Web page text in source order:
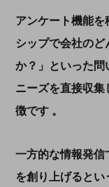
アンケート機能
シップで会社の
か？」といった問
ニーズを直接収
徴です 。
一方的な情報発信
を創り上げるとい